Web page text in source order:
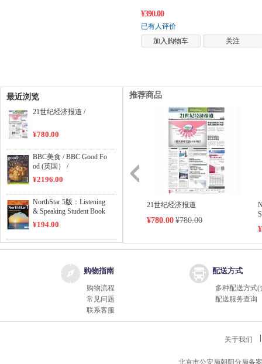
¥390.00
已有人评价
加入购物车
关注
最近浏览
21世纪经济报道 /
¥780.00
BBC美食 / BBC Good Fo
od (英国） /
¥2196.00
NorthStar 5版：Listening
& Speaking Student Book
Level 1 /
¥194.00
NorthStar 5版：Reading
& Writing Student Book L
推荐商品
21世纪经济报道
¥780.00 ¥780.00
购物指南
购物流程
常见问题
联系客服
配送方式
多种配送方式(
配送服务查询
关于我们
北京市公安局朝阳分局备